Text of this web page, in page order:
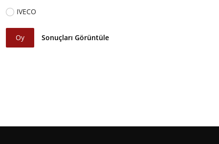
IVECO
Oy Sonuçları Görüntüle